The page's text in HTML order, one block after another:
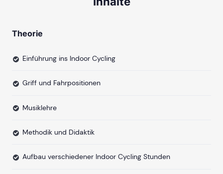
Theorie
Einführung ins Indoor Cycling
Griff und Fahrpositionen
Musiklehre
Methodik und Didaktik
Aufbau verschiedener Indoor Cycling Stunden